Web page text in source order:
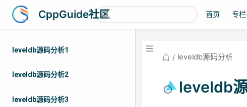
CppGuide社区 首页 专
leveldb源码分析1
leveldb源码分析2
leveldb源码分析3
leveldb源码分析
leveldb